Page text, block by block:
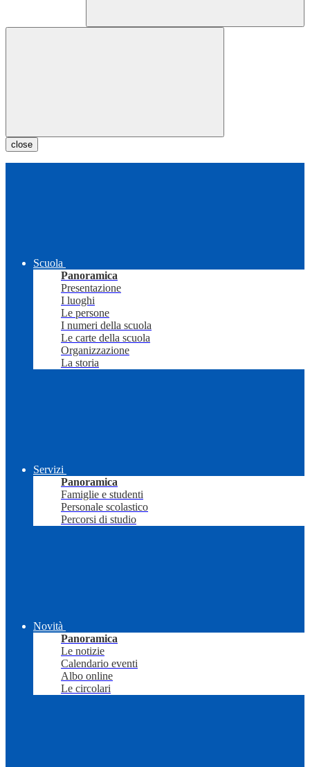
close
Scuola
Panoramica
Presentazione
I luoghi
Le persone
I numeri della scuola
Le carte della scuola
Organizzazione
La storia
Servizi
Panoramica
Famiglie e studenti
Personale scolastico
Percorsi di studio
Novità
Panoramica
Le notizie
Calendario eventi
Albo online
Le circolari